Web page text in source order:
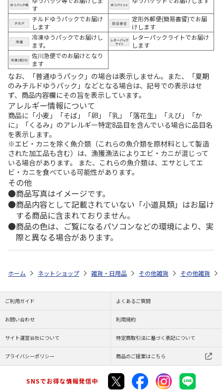
す
チルドゆうパックでお届け
します
定形外郵便(簡易書留)でお届
けします
冷凍ゆうパックでお届けし
ます。
レターパックライトでお届け
します
佐川急便でのお届けとなり
ます
なお、「普通ゆうパック」の場合は表示しません。また、「夏期
のみチルドゆうパック」などとなる場合は、記号での表示はせ
ず、商品内容欄にその旨を表示しています。
アレルギー情報について
商品に「小麦」「そば」「卵」「乳」「落花生」「えび」「か
に」「くるみ」のアレルギー特定8品目を含んでいる場合に品目名
を表示します。
※エビ・カニを除く魚介類（これらの魚介類を原材料として製造
された加工品も含む）は、漁獲漁法によりエビ・カニが混じって
いる場合があります。 また、これらの魚介類は、エサとしてエ
ビ・カニを食べている可能性があります。
その他
商品写真はイメージです。
商品内容として記載されていない「小道具類」はお届け
する商品に含まれておりません。
商品の色は、ご覧になるパソコンなどの環境により、実
際と異なる場合があります。
ホーム ネットショップ 雑貨・日用品 その他雑貨 その他雑貨
ご利用ガイド よくあるご質問
お問い合わせ 利用規約
サイト運営会社について 特定商取引法に基づく表記について
プライバシーポリシー 商品のご提案はこちら
SNSでお得な情報発信中